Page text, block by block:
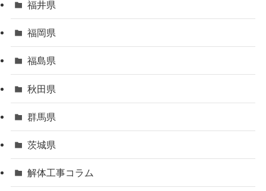
福井県
福岡県
福島県
秋田県
群馬県
茨城県
解体工事コラム